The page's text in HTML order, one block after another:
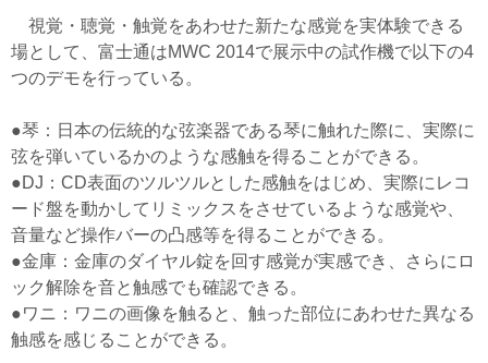
視覚・聴覚・触覚をあわせた新たな感覚を実体験できる
場として、富士通はMWC 2014で展示中の試作機で以下の4
つのデモを行っている。
●琴：日本の伝統的な弦楽器である琴に触れた際に、実際に
弦を弾いているかのような感触を得ることができる。
●DJ：CD表面のツルツルとした感触をはじめ、実際にレコ
ード盤を動かしてリミックスをさせているような感覚や、
音量など操作バーの凸感等を得ることができる。
●金庫：金庫のダイヤル錠を回す感覚が実感でき、さらにロ
ック解除を音と触感でも確認できる。
●ワニ：ワニの画像を触ると、触った部位にあわせた異なる
触感を感じることができる。